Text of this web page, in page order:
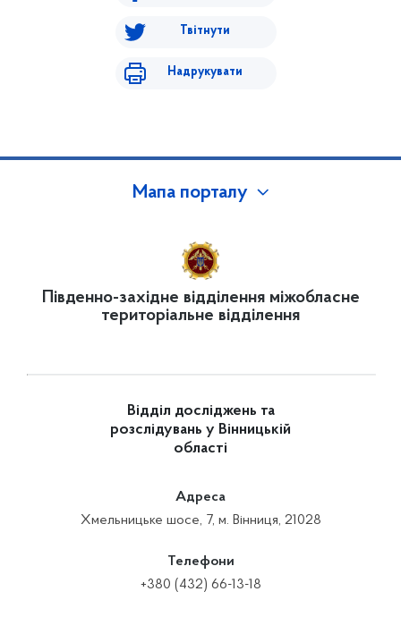
Твітнути
Надрукувати
Мапа порталу
Південно-західне відділення міжобласне
територіальне відділення
Відділ досліджень та
розслідувань у Вінницькій
області
Адреса
Хмельницьке шосе, 7, м. Вінниця, 21028
Телефони
+380 (432) 66-13-18